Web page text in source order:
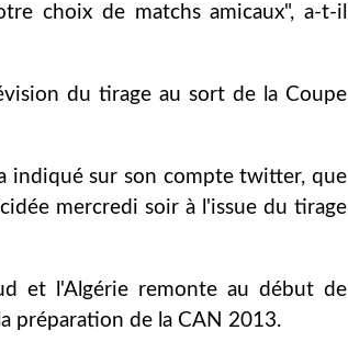
choix de matchs amicaux", a-t-il
du tirage au sort de la Coupe
indiqué sur son compte twitter, que
mercredi soir à l'issue du tirage
et l'Algérie remonte au début de
préparation de la CAN 2013.